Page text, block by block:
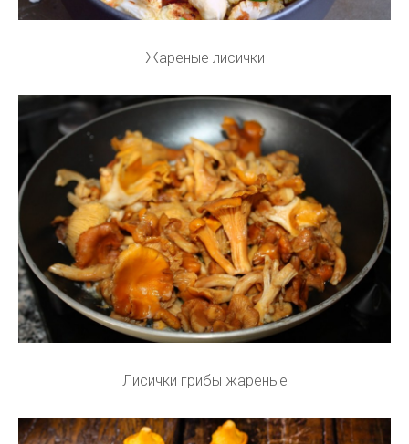
Жареные лисички
Лисички грибы жареные